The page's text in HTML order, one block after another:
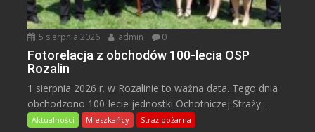
5 sierpnia 2026 admin 0
Fotorelacja z obchodów 100-lecia OSP
Rozalin
1 sierpnia 2026 r. w Rozalinie to ważna data. Tego dnia
obchodzono 100-lecie jednostki Ochotniczej Straży...
Aktualności Mieszkańcy Straż pożarna